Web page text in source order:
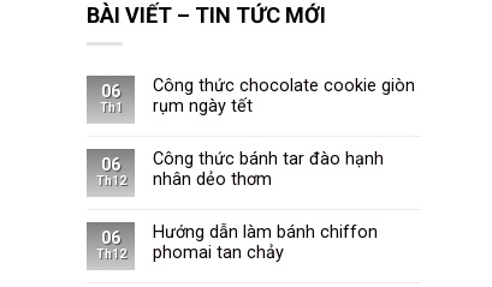
BÀI VIẾT – TIN TỨC MỚI
06
Th1
Công thức chocolate cookie giòn
rụm ngày tết
06
Th12
Công thức bánh tar đào hạnh
nhân dẻo thơm
06
Th12
Hướng dẫn làm bánh chiffon
phomai tan chảy